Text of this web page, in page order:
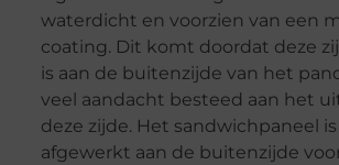
waterdicht en voorzien van een
coating. Dit komt doordat deze
is aan de buitenzijde van het
veel aandacht besteed aan het
deze zijde. Het sandwichpaneel
afgewerkt aan de buitenzijde